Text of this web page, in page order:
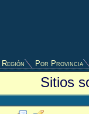
Por Provincia
Sitios